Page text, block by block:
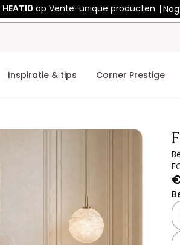
HEAT10 op Vente-unique producten Nog:
Inspiratie & tips Corner Prestige